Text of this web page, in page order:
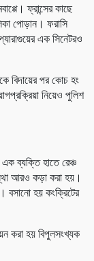
ফ্রান্সের কাছে
পোড়ান। ফরাসি
এক সিনেটরও
বিদায়ের পর কোচ হং
নিয়েও পুলিশ
এক ব্যক্তি হাতে রেঞ্চ
আরও কড়া করা হয়।
বসানো হয় কংক্রিটের
করা হয় বিপুলসংখ্যক